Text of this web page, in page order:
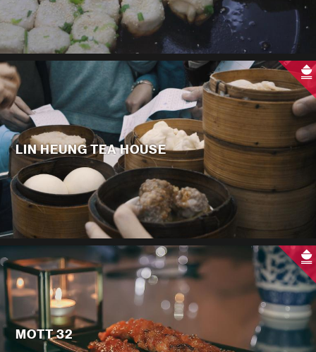
LIN HEUNG TEA HOUSE
MOTT 32